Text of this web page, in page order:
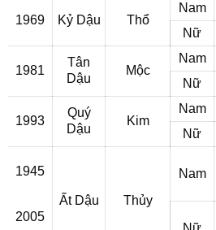
1969 Kỷ Dậu Thổ
Nam
Nữ
1981
Tân
Dậu
Mộc
Nam
Nữ
1993
Quý
Dậu
Kim
Nam
Nữ
1945
2005
Ất Dậu Thủy
Nam